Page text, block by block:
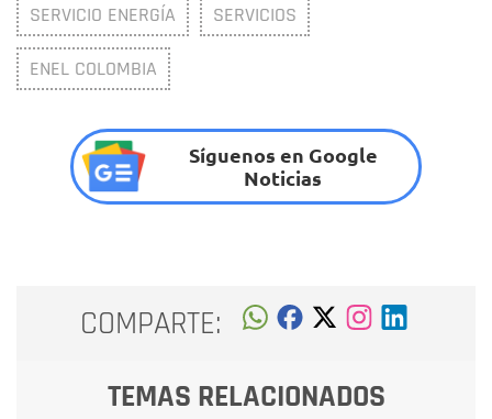
SERVICIO ENERGÍA SERVICIOS
ENEL COLOMBIA
Síguenos en Google
Noticias
COMPARTE:
TEMAS RELACIONADOS